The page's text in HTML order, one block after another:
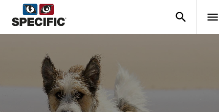
search menu